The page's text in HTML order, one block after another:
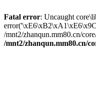
Fatal error: Uncaught
/mnt2/zhanqun.mm80.cn/
/mnt2/zhanqun.mm80.cn/